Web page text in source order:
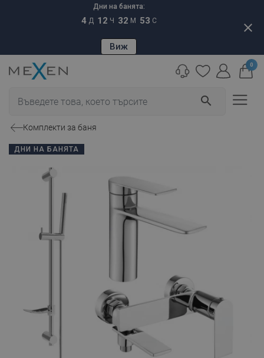
Дни на банята:
4 Д 12 Ч 32 М 52 С
Виж
close
search
0
Комплекти за баня
ДНИ НА БАНЯТА